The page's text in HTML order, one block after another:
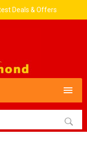
Deals & Offers